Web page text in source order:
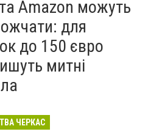
Amazon можуть
для
до 150 євро
митні
ЧЕРКАС